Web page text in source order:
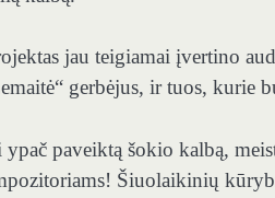
jau teigiamai įvertino
gerbėjus, ir tuos, kurie
ypač paveiktą šokio kalbą,
Šiuolaikinių